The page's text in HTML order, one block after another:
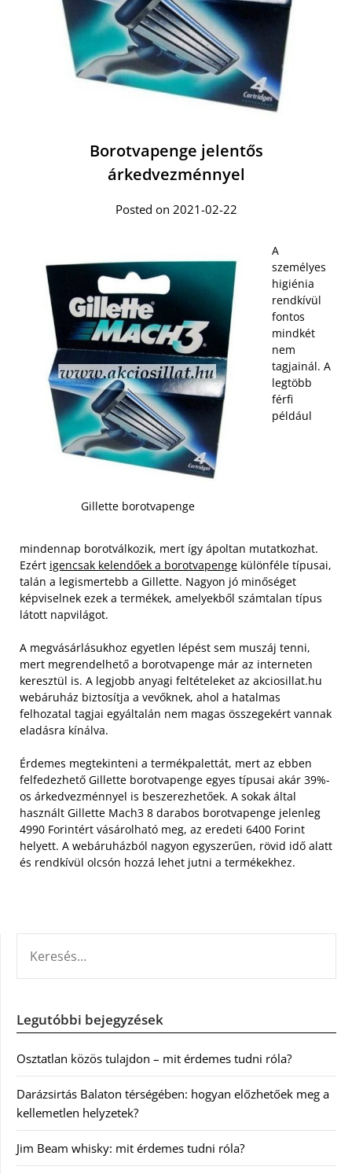
Borotvapenge jelentős
árkedvezménnyel
Posted on 2021-02-22
Gillette borotvapenge
A
személyes
higiénia
rendkívül
fontos
mindkét
nem
tagjainál. A
legtöbb
férfi
például
mindennap borotválkozik, mert így ápoltan mutatkozhat.
Ezért igencsak kelendőek a borotvapenge különféle típusai,
talán a legismertebb a Gillette. Nagyon jó minőséget
képviselnek ezek a termékek, amelyekből számtalan típus
látott napvilágot.
A megvásárlásukhoz egyetlen lépést sem muszáj tenni,
mert megrendelhető a borotvapenge már az interneten
keresztül is. A legjobb anyagi feltételeket az akciosillat.hu
webáruház biztosítja a vevőknek, ahol a hatalmas
felhozatal tagjai egyáltalán nem magas összegekért vannak
eladásra kínálva.
Érdemes megtekinteni a termékpalettát, mert az ebben
felfedezhető Gillette borotvapenge egyes típusai akár 39%-
os árkedvezménnyel is beszerezhetőek. A sokak által
használt Gillette Mach3 8 darabos borotvapenge jelenleg
4990 Forintért vásárolható meg, az eredeti 6400 Forint
helyett. A webáruházból nagyon egyszerűen, rövid idő alatt
és rendkívül olcsón hozzá lehet jutni a termékekhez.
Legutóbbi bejegyzések
Osztatlan közös tulajdon – mit érdemes tudni róla?
Darázsirtás Balaton térségében: hogyan előzhetőek meg a
kellemetlen helyzetek?
Jim Beam whisky: mit érdemes tudni róla?